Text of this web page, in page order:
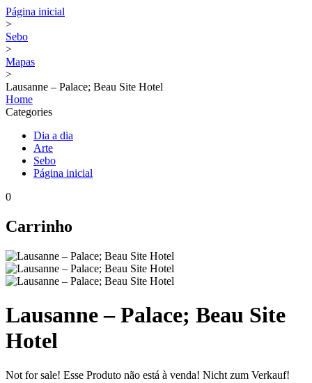
Página inicial
>
Sebo
>
Mapas
>
Lausanne – Palace; Beau Site Hotel
Home
Categories
Dia a dia
Arte
Sebo
Página inicial
0
Carrinho
Lausanne – Palace; Beau Site
Hotel
Not for sale! Esse Produto não está à venda! Nicht zum Verkauf!